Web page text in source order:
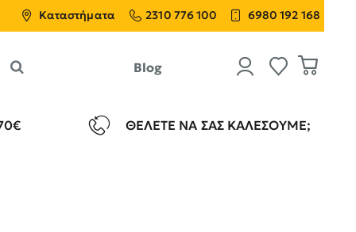
Καταστήματα 2310 776 100 6980 192 168
Blog
ΘΈΛΕΤΕ ΝΑ ΣΑΣ ΚΑΛΈΣΟΥΜΕ;